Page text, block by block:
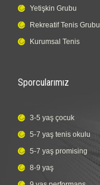
Yetişkin Grubu
Rekreatif Tenis Grubu
Kurumsal Tenis
Sporcularımız
3-5 yaş çocuk
5-7 yaş tenis okulu
5-7 yaş promising
8-9 yaş